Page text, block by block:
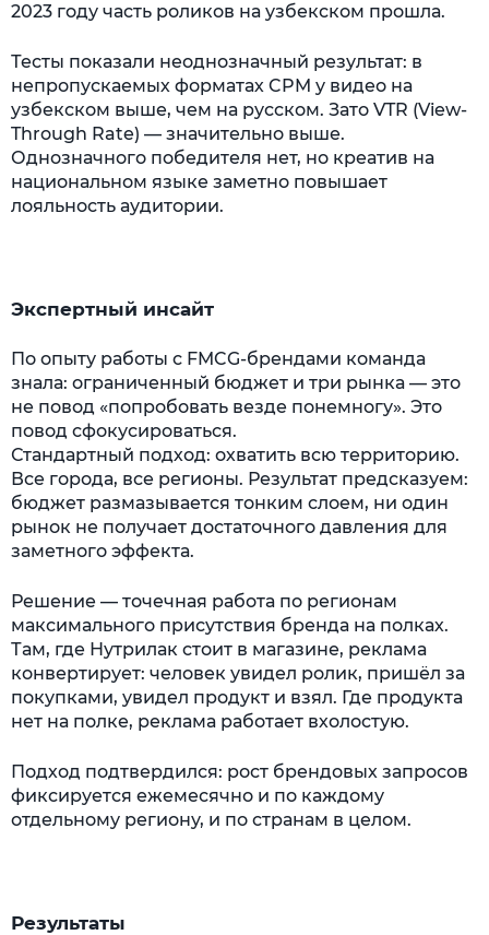
2023 году часть роликов на узбекском прошла.
Тесты показали неоднозначный результат: в
непропускаемых форматах CPM у видео на
узбекском выше, чем на русском. Зато VTR (View-
Through Rate) — значительно выше.
Однозначного победителя нет, но креатив на
национальном языке заметно повышает
лояльность аудитории.
Экспертный инсайт
По опыту работы с FMCG-брендами команда
знала: ограниченный бюджет и три рынка — это
не повод «попробовать везде понемногу». Это
повод сфокусироваться.
Стандартный подход: охватить всю территорию.
Все города, все регионы. Результат предсказуем:
бюджет размазывается тонким слоем, ни один
рынок не получает достаточного давления для
заметного эффекта.
Решение — точечная работа по регионам
максимального присутствия бренда на полках.
Там, где Нутрилак стоит в магазине, реклама
конвертирует: человек увидел ролик, пришёл за
покупками, увидел продукт и взял. Где продукта
нет на полке, реклама работает вхолостую.
Подход подтвердился: рост брендовых запросов
фиксируется ежемесячно и по каждому
отдельному региону, и по странам в целом.
Результаты